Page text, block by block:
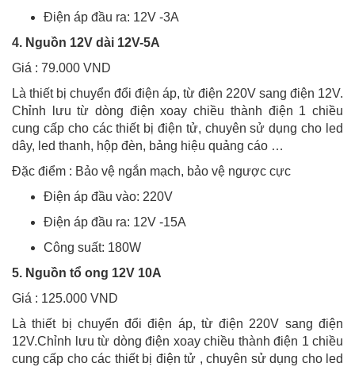
Điện áp đầu ra: 12V -3A
4. Nguồn 12V dài 12V-5A
Giá : 79.000 VND
Là thiết bị chuyển đổi điện áp, từ điện 220V sang điện 12V.
Chỉnh lưu từ dòng điện xoay chiều thành điện 1 chiều
cung cấp cho các thiết bị điện tử, chuyên sử dụng cho led
dây, led thanh, hộp đèn, bảng hiệu quảng cáo …
Đặc điểm : Bảo vệ ngắn mạch, bảo vệ ngược cực
Điện áp đầu vào: 220V
Điện áp đầu ra: 12V -15A
Công suất: 180W
5. Nguồn tổ ong 12V 10A
Giá : 125.000 VND
Là thiết bị chuyển đổi điện áp, từ điện 220V sang điện
12V.Chỉnh lưu từ dòng điện xoay chiều thành điện 1 chiều
cung cấp cho các thiết bị điện tử , chuyên sử dụng cho led